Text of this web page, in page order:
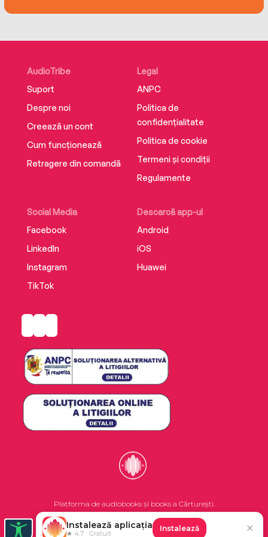
AudioTribe
Suport
Despre noi
Creează un cont
Cum funcționează
Retragere din comandă
Social Media
Facebook
LinkedIn
Instagram
TikTok
Descarcă app-ul
Android
iOS
Huawei
Legal
ANPC
Politica de
confidențialitate
Politica de cookie
Termeni și condiții
Regulamente
Platforma de audiobooks și books a Cărturești.
©2026 Nemo EPG SRL. Toate drepturile rezervate.
Instalează aplicația
★ 4.7 · Gratuit
Instalează ✕